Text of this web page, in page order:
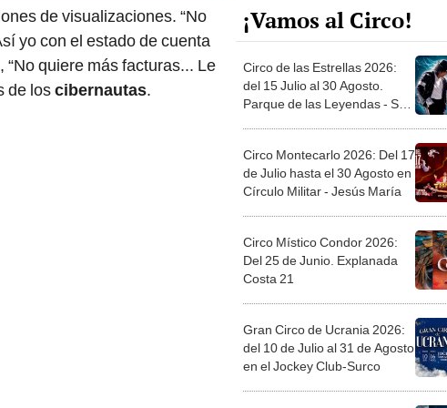
de visualizaciones. “No
yo con el estado de cuenta
“No quiere más facturas... Le
de loscibernautas.
¡Vamos al Circo!
Circo de las Estrellas 2026:
del 15 Julio al 30 Agosto.
Parque de las Leyendas - San
Circo Montecarlo 2026: Del 17
de Julio hasta el 30 Agosto en
Círculo Militar - Jesús María
Circo Místico Condor 2026:
Del 25 de Junio. Explanada
Costa 21
Gran Circo de Ucrania 2026:
del 10 de Julio al 31 de Agosto
en el Jockey Club-Surco